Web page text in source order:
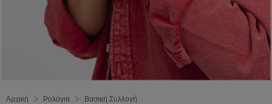
Αρχική Ρολόγια Βασική Συλλογή